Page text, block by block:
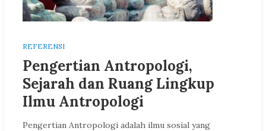
REFERENSI
Pengertian Antropologi,
Sejarah dan Ruang Lingkup
Ilmu Antropologi
Pengertian Antropologi adalah ilmu sosial yang